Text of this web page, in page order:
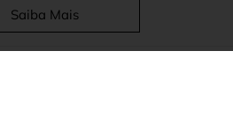
Saiba Mais